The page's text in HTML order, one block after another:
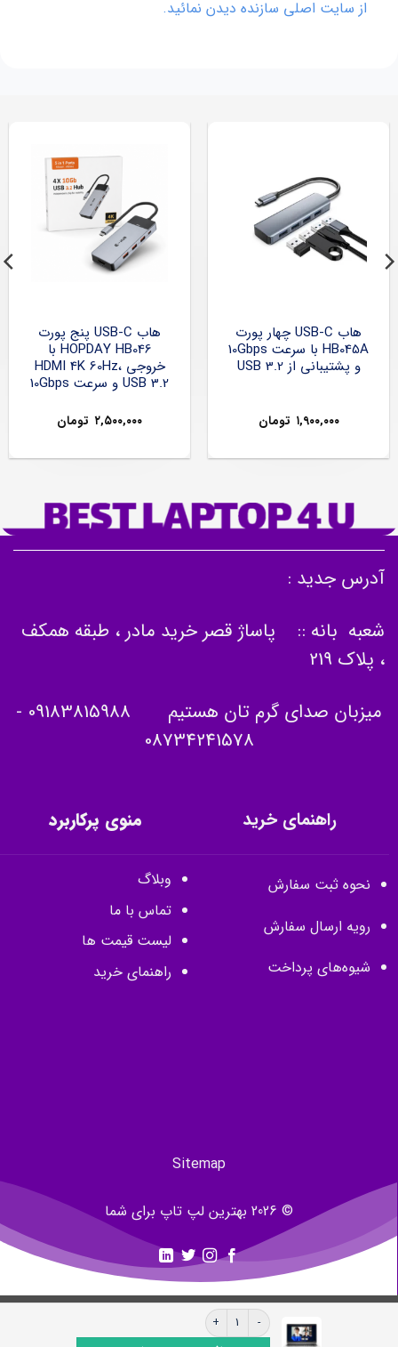
از سایت اصلی سازنده دیدن نمائید.
هاب USB-C چهار پورت
HB045A با سرعت 10Gbps
و پشتیبانی از USB 3.2
۱,۹۰۰,۰۰۰ تومان
هاب USB-C پنج پورت
HOPDAY HB046 با
خروجی HDMI 4K 60Hz،
USB 3.2 و سرعت 10Gbps
۲,۵۰۰,۰۰۰ تومان
آدرس جدید :
شعبه بانه :: پاساژ قصر خرید مادر ، طبقه همکف
، پلاک 219
میزبان صدای گرم تان هستیم 09183815988
-
08734241578
راهنمای خرید
نحوه ثبت سفارش
رویه ارسال سفارش
شیوه‌های پرداخت
منوی پرکاربرد
وبلاگ
تماس با ما
لیست قیمت ها
راهنمای خرید
Sitemap
© 2026 بهترین لپ تاپ برای شما
لپ تاپ استوک اچ پی HP EliteBook 645 G9 Ryzen 5 pro 5625U/16 GB/512 GB/512MB AMD عدد